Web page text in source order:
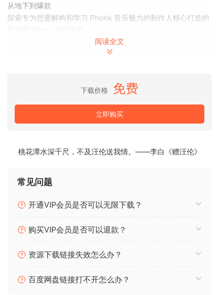
从地下到爆款
探索专为想要解构和学习 Phonk 音乐魅力的制作人精心打造的
完美学习定义该流派的结构、声音设计和能量。
450+ 个原始单次采样和鼓循环
深入体验这款功能最全面的 Phonk 采样包，
现代 Phonk 音乐的理想之选。
Dirty Phonk Serum预设：
大胆音色，即刻灵感。
色。
从强劲的贝斯到独特的主音，这些预设为您提供突破界限、塑
阅读全文
下载价格 免费
立即购买
桃花潭水深千尺，不及汪伦送我情。——李白《赠汪伦》
常见问题
开通VIP会员是否可以无限下载？
购买VIP会员是否可以退款？
资源下载链接失效怎么办？
百度网盘链接打不开怎么办？